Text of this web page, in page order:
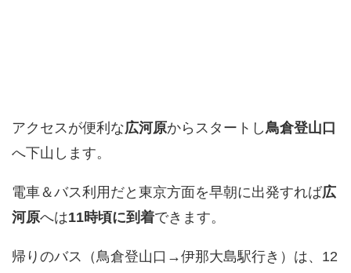
アクセスが便利な広河原からスタートし鳥倉登山口
へ下山します。
電車＆バス利用だと東京方面を早朝に出発すれば広
河原へは11時頃に到着できます。
帰りのバス（鳥倉登山口→伊那大島駅行き）は、12